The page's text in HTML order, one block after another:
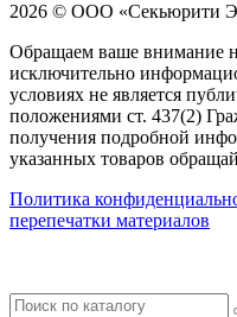
2026 © ООО «Секьюрити
Обращаем ваше внимание
исключительно
условиях не является
положениями ст. 437(2)
получения подробной
указанных товаров
Политика
перепечатки материалов